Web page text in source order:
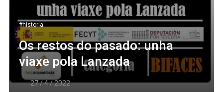
#historia
Os restos do pasado: unha
viaxe pola Lanzada
27 / 4 / 2022